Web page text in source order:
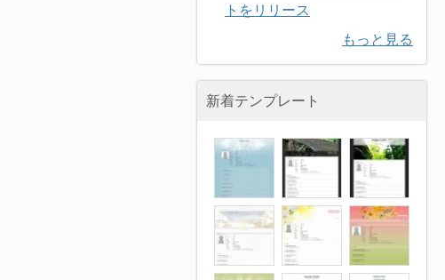
トをリリース
もっと見る
新着テンプレート